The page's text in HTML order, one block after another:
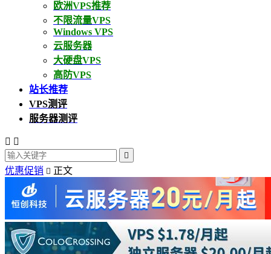
欧洲VPS推荐
不限流量VPS
Windows VPS
云服务器
大硬盘VPS
高防VPS
站长推荐
VPS测评
服务器测评
 

优惠促销  正文